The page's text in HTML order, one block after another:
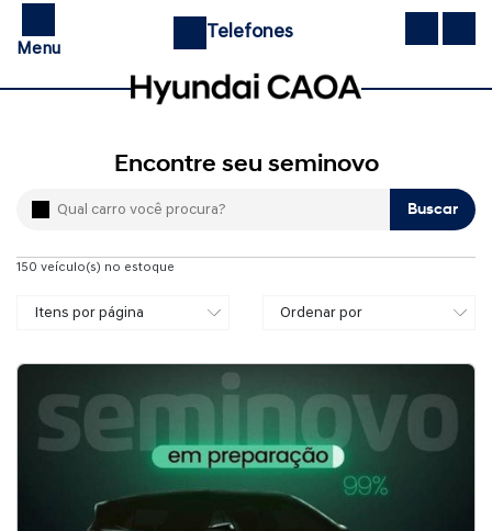
Menu
Telefones
Encontre seu seminovo
Buscar
150 veículo(s) no estoque